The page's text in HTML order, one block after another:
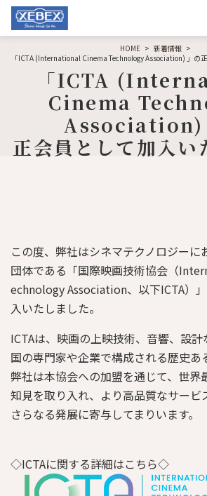
HOME
新着情報
「ICTA (International Cinema Technology Association) 」の
「ICTA
Cinema
Association)
正会員として加入い
この度、弊社はシネマテクノロジーに
団体である「国際映画技術協会（
echnology Association、以下ICTA）
入いたしました。
ICTAは、映画の上映技術、音響、設
国の専門家や企業で構成される歴史あ
弊社は本協会への加盟を通じて、世界
知見を取り入れ、より高品質なサービ
さらなる発展に寄与してまりいます。
◇ICTAに関する詳細はこちら◇